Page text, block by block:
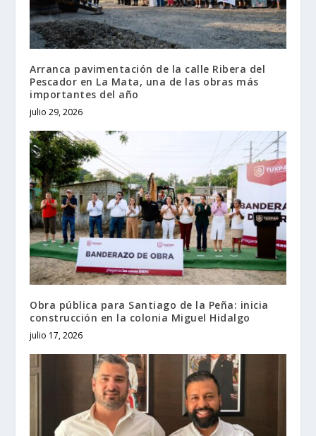
Arranca pavimentación de la calle Ribera del
Pescador en La Mata, una de las obras más
importantes del año
julio 29, 2026
Obra pública para Santiago de la Peña: inicia
construcción en la colonia Miguel Hidalgo
julio 17, 2026